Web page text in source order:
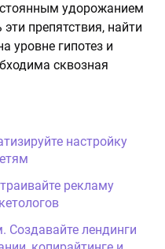
удорожанием
препятствия, найти
уровне гипотез и
сквозная
настройку
рекламу
лендинги